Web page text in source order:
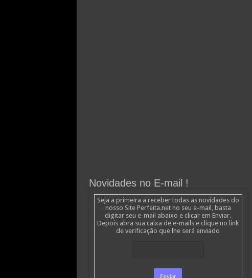
Novidades no E-mail !
Seja a primeira a receber todas as novidades do
nosso Site Perfeita.net no seu e-mail, basta
digitar seu e-mail abaixo e clicar em Enviar.
Depois abra sua caixa de e-mails e clique no link
de verificação que lhe será enviado